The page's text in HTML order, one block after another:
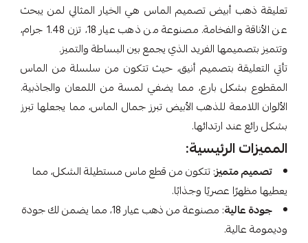
تعليقة ذهب أبيض تصميم الماس هي الخيار المثالي لمن يبحث
عن الأناقة والفخامة. مصنوعة من ذهب عيار 18، تزن 1.48 جرام،
وتتميز بتصميمها الفريد الذي يجمع بين البساطة والتميز.
تأتي التعليقة بتصميم أنيق، حيث تتكون من سلسلة من الماس
المقطوع بشكل بارع، مما يضفي لمسة من اللمعان والجاذبية.
الألوان اللامعة للذهب الأبيض تبرز جمال الماس، مما يجعلها تبرز
بشكل رائع عند ارتدائها.
المميزات الرئيسية:
تصميم متميز: تتكون من قطع ماس مستطيلة الشكل، مما
يعطيها مظهرًا عصريًا وجذابًا.
جودة عالية
: مصنوعة من ذهب عيار 18، مما يضمن لك جودة
وديمومة عالية.